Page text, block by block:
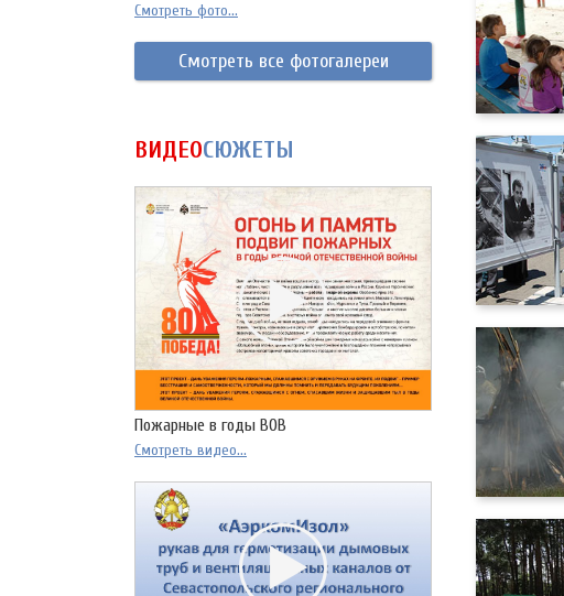
Смотреть фото...
Смотреть все фотогалереи
ВИДЕОСЮЖЕТЫ
Пожарные в годы ВОВ
Смотреть видео...